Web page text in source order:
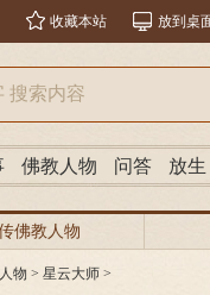
收藏本站 放到桌
佛教人物 问答 放生
佛教人物
物 > 星云大师 >